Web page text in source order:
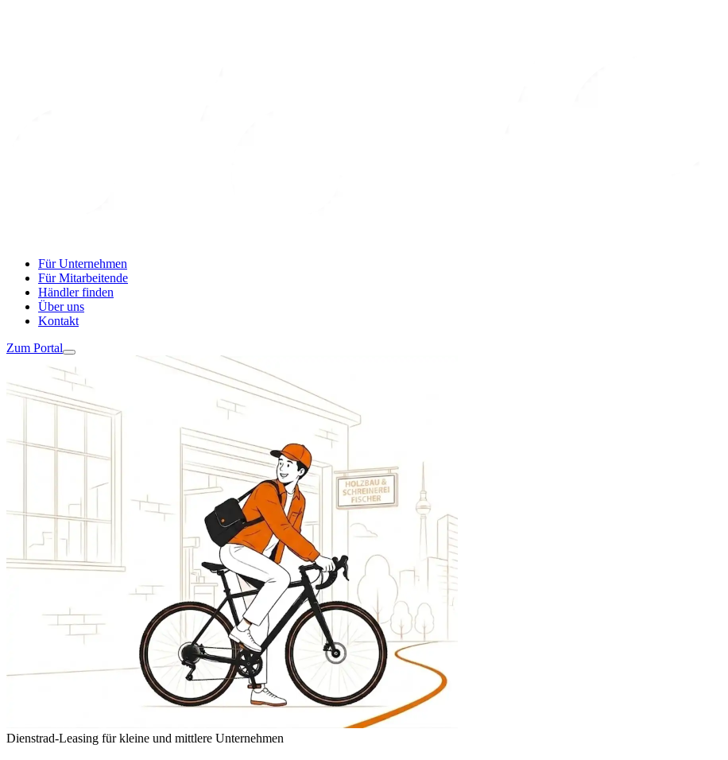
Für Unternehmen
Für Mitarbeitende
Händler finden
Über uns
Kontakt
Zum Portal
Dienstrad-Leasing für kleine und mittlere Unternehmen